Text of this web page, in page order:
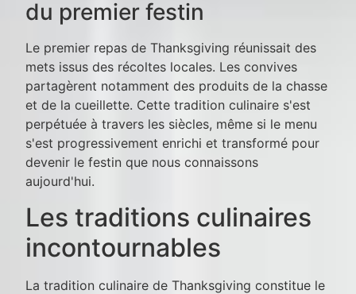
du premier festin
Le premier repas de Thanksgiving réunissait des
mets issus des récoltes locales. Les convives
partagèrent notamment des produits de la chasse
et de la cueillette. Cette tradition culinaire s'est
perpétuée à travers les siècles, même si le menu
s'est progressivement enrichi et transformé pour
devenir le festin que nous connaissons
aujourd'hui.
Les traditions culinaires
incontournables
La tradition culinaire de Thanksgiving constitue le